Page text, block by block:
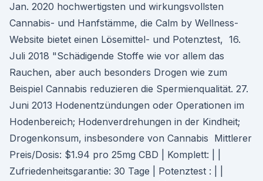
Jan. 2020 hochwertigsten und wirkungsvollsten
Cannabis- und Hanfstämme, die Calm by Wellness-
Website bietet einen Lösemittel- und Potenztest, 16.
Juli 2018 "Schädigende Stoffe wie vor allem das
Rauchen, aber auch besonders Drogen wie zum
Beispiel Cannabis reduzieren die Spermienqualität. 27.
Juni 2013 Hodenentzündungen oder Operationen im
Hodenbereich; Hodenverdrehungen in der Kindheit;
Drogenkonsum, insbesondere von Cannabis Mittlerer
Preis/Dosis: $1.94 pro 25mg CBD | Komplett: | |
Zufriedenheitsgarantie: 30 Tage | Potenztest : | |